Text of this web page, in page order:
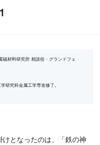
磁材料研究所 相談役・グランドフェ
研究科金属工学専攻修了。
となったのは、「鉄の神